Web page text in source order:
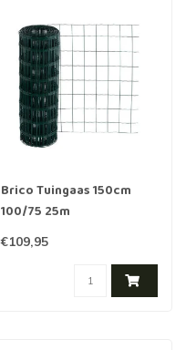
Brico Tuingaas 150cm
100/75 25m
€109,95